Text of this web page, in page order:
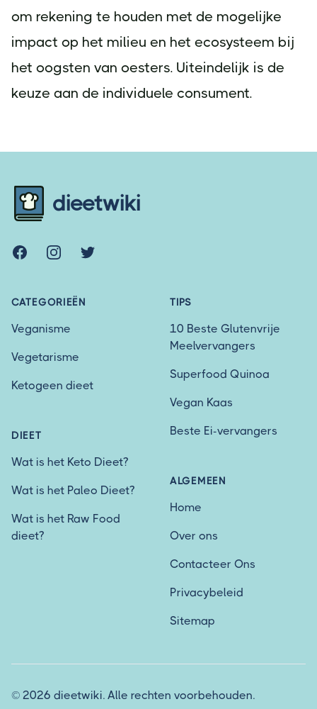
om rekening te houden met de mogelijke
impact op het milieu en het ecosysteem bij
het oogsten van oesters. Uiteindelijk is de
keuze aan de individuele consument.
dieetwiki
FacebookInstagramTwitter
CATEGORIEËN
Veganisme
Vegetarisme
Ketogeen dieet
DIEET
Wat is het Keto Dieet?
Wat is het Paleo Dieet?
Wat is het Raw Food
dieet?
TIPS
10 Beste Glutenvrije
Meelvervangers
Superfood Quinoa
Vegan Kaas
Beste Ei-vervangers
ALGEMEEN
Home
Over ons
Contacteer Ons
Privacybeleid
Sitemap
© 2026 dieetwiki. Alle rechten voorbehouden.